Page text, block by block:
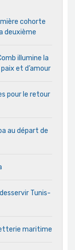
cohorte
deuxième
illumine la
et d’amour
pour le retour
au départ de
Tunis-
maritime